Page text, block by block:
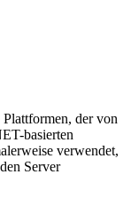
der von
basierten
verwendet,
Server